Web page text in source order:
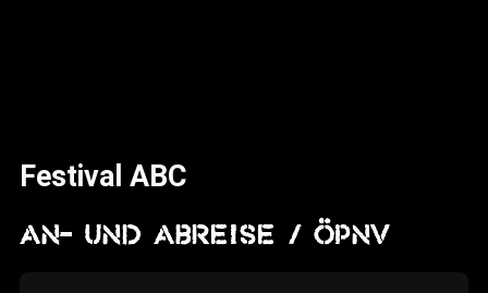
ZUM SHOP
BARRIEREFREIHEIT
Festival ABC
An- und Abreise / ÖPNV